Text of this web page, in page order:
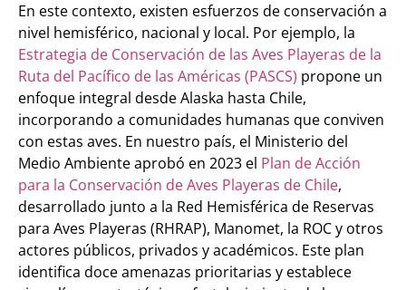
En este contexto, existen esfuerzos de conservación a
nivel hemisférico, nacional y local. Por ejemplo, la
Estrategia de Conservación de las Aves Playeras de la
Ruta del Pacífico de las Américas (PASCS) propone un
enfoque integral desde Alaska hasta Chile,
incorporando a comunidades humanas que conviven
con estas aves. En nuestro país, el Ministerio del
Medio Ambiente aprobó en 2023 el Plan de Acción
para la Conservación de Aves Playeras de Chile,
desarrollado junto a la Red Hemisférica de Reservas
para Aves Playeras (RHRAP), Manomet, la ROC y otros
actores públicos, privados y académicos. Este plan
identifica doce amenazas prioritarias y establece